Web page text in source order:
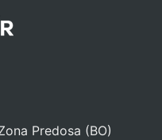
Predosa (BO)